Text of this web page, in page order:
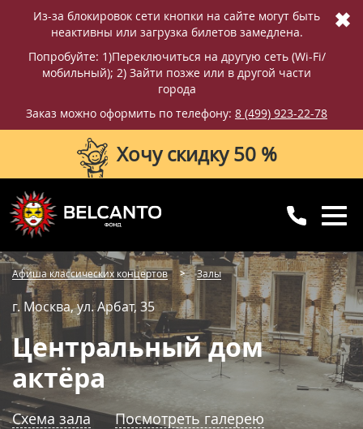
Из-за блокировок сети кнопки на сайте могут быть
неактивны или загрузка билетов замедлена.
Попробуйте: 1)Переключиться на другую сеть (Wi-Fi/
мобильный); 2) Зайти позже или в другой части
города
Заказ можно оформить по телефону: 8 (499) 923-22-78
✖
Хочу скидку 50 %
8 (499) 923-22-78
с 10:00 до 20:00
8 (800) 770-09-71
для регионов
Афиша классических концертов Залы
г. Москва, ул. Арбат, 35
Центральный дом
актёра
Схема зала Посмотреть галерею